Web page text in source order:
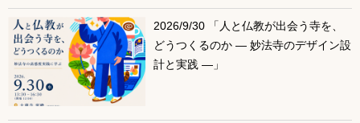
2026/9/30 「人と仏教が出会う寺を、
どうつくるのか ― 妙法寺のデザイン設
計と実践 ―」